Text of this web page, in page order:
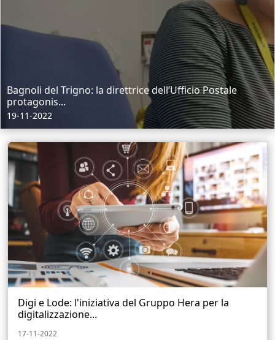
Bagnoli del Trigno: la direttrice dell’Ufficio Postale
protagonis...
19-11-2022
Digi e Lode: l'iniziativa del Gruppo Hera per la
digitalizzazione...
17-11-2022